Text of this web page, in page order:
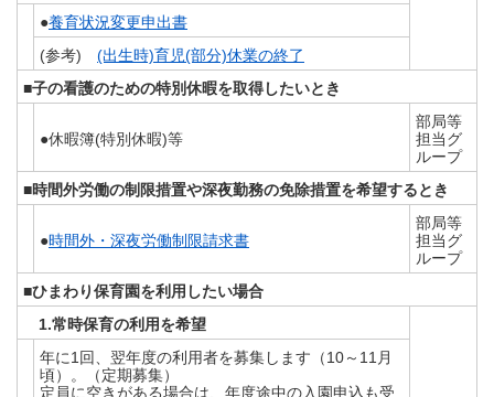
●養育状況変更申出書
(参考) (出生時)育児(部分)休業の終了
■子の看護のための特別休暇を取得したいとき
●休暇簿(特別休暇)等
部局等
担当グ
ループ
■時間外労働の制限措置や深夜勤務の免除措置を希望するとき
●時間外・深夜労働制限請求書
部局等
担当グ
ループ
■ひまわり保育園を利用したい場合
1.常時保育の利用を希望
年に1回、翌年度の利用者を募集します（10～11月
頃）。（定期募集）
定員に空きがある場合は、年度途中の入園申込も受